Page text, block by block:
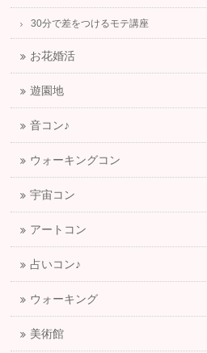
30分で差をつけるモテ講座
お花婚活
遊園地
音コン♪
ウォーキングコン
宇宙コン
アートコン
占いコン♪
ウォーキング
美術館